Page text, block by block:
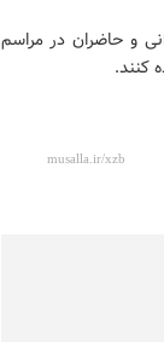
و حاضران در مراسم
کنند.